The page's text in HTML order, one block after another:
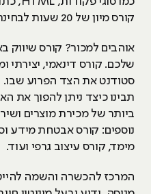
קורס מיון של 20 שעות לבחינת התאמה ראשונית;
אוהבים למכור? קורס שיווק
שלכם. קורס דינאמי, יצירתי
סטודנט את הצד הפרוע שבו.
תבינו כיצד ניתן להפוך את
ביותר של מכירת מוצרים
נוספים: קורס אבטחת מידע
מימד, קורס עיצוב גרפי ועוד.
המרכז להכשרה והשמה